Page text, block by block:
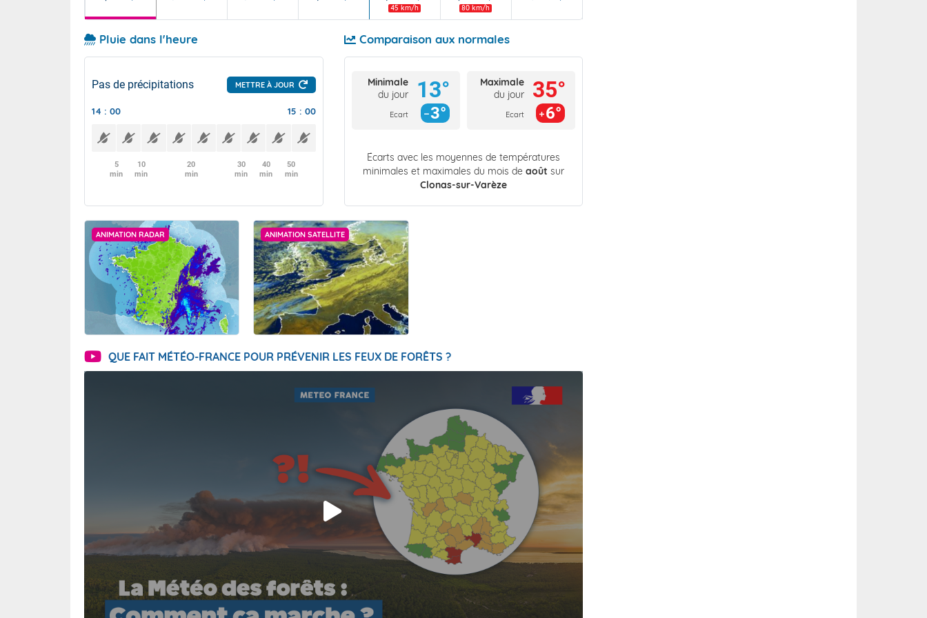
45 km/h 80 km/h
Pluie dans l'heure
Pas de précipitations METTRE À JOUR
14 : 00 15 : 00
5
min
10
min
20
min
30
min
40
min
50
min
Comparaison aux normales
Minimale
du jour
Ecart
13°
3°
Maximale
du jour
Ecart
35°
6°
Écarts avec les moyennes de températures
minimales et maximales du mois de août sur
Clonas-sur-Varèze
ANIMATION RADAR ANIMATION SATELLITE
QUE FAIT MÉTÉO-FRANCE POUR PRÉVENIR LES FEUX DE FORÊTS ?